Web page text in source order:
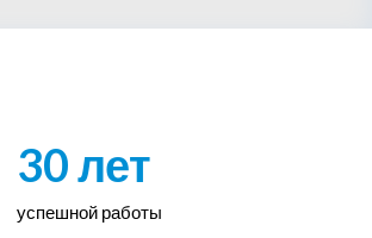
30 лет
успешной работы